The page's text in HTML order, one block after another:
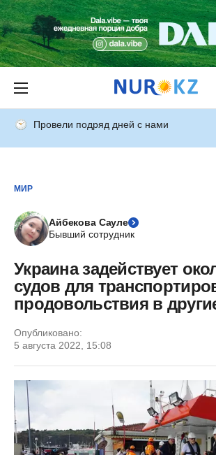
Провели подряд дней с нами
МИР
Айбекова Сауле
Бывший сотрудник
Украина задействует
судов для
продовольствия в
Опубликовано:
5 августа 2022, 15:08